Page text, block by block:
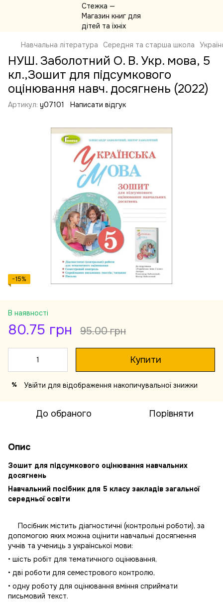
Навчальна література Середня та старша школа
НУШ. Заболотний О. В. Укр. мова, 5
кл.,Зошит для підсумкового
оцінювання навч. досягнень (2022)
Артикул: y07101 Написати відгук
−15%
В наявності
80.75 грн 95.00 грн
Купити
% Увійти для відображення накопичувальної знижки
До обраного Порівняти
Опис
Зошит для підсумкового оцінювання навчальних
досягнень
Навчальний посібник для 5 класу закладів загальної
середньої освіти
Посібник містить діагностичні (контрольні роботи), за
допомогою яких можна оцінити навчальні досягнення
учнів та учениць з української мови:
• шість робіт для тематичного оцінювання,
• дві роботи для семестрового контролю,
• одну роботу для оцінювання вміння сприймати
письмовий текст.